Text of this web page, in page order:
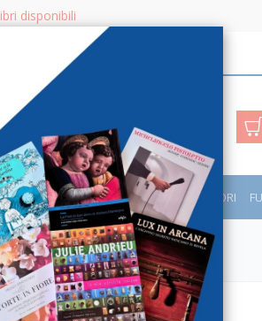
disponibili
CERCA Ricerca avanzata
- GUIDE - CORSI SPORT E MOTORI